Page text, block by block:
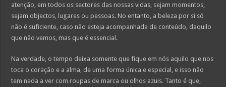
atenção, em todos os sectores das nossas vidas, sejam momentos,
sejam objectos, lugares ou pessoas. No entanto, a beleza por si só
não é suficiente, caso não esteja acompanhada de conteúdo, daquilo
que não vemos, mas que é essencial.
Na verdade, o tempo deixa somente que fique em nós aquilo que nos
toca o coração e a alma, de uma forma única e especial, e isso não
tem nada a ver com roupas de marca ou olhos azuis. Tanto é que,